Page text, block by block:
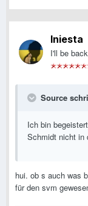
Iniesta
I'll be
Source
Ich bin
Schmidt nicht in
hui. ob s auch was
für den svm